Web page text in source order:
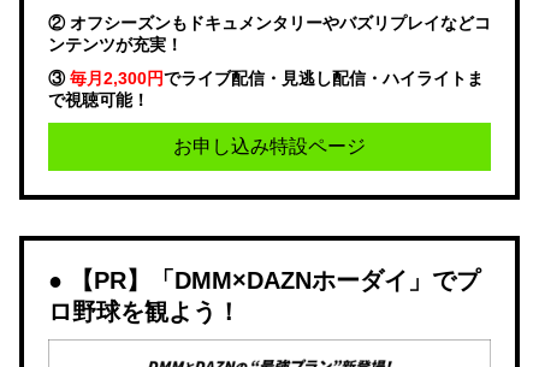
② オフシーズンもドキュメンタリーやバズリプレイなどコ
ンテンツが充実！
③毎月2,300円でライブ配信・見逃し配信・ハイライトま
で視聴可能！
お申し込み特設ページ
【PR】「DMM×DAZNホーダイ」でプ
ロ野球を観よう！